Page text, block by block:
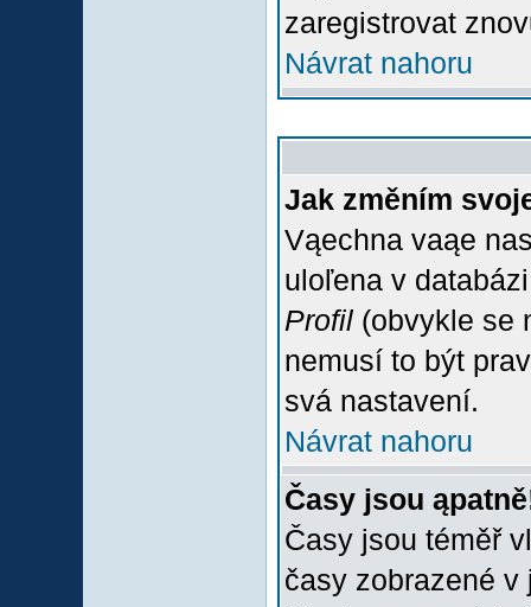
zaregistrovat
Návrat nahoru
Jak změním
Vąechna vaąe
uloľena v
Profil (obvykle se
nemusí to být
svá nastavení.
Návrat nahoru
Časy jsou
Časy jsou téměř
časy zobrazené